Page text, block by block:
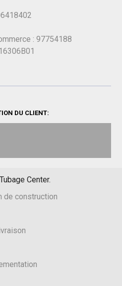
: 97754188
DU CLIENT:
Tubage Center.
de construction